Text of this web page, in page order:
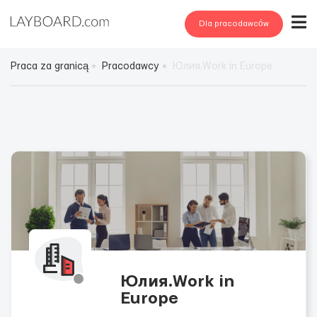
Dla pracodawców
Praca za granicą Pracodawcy
Юлия.Work in
Europe